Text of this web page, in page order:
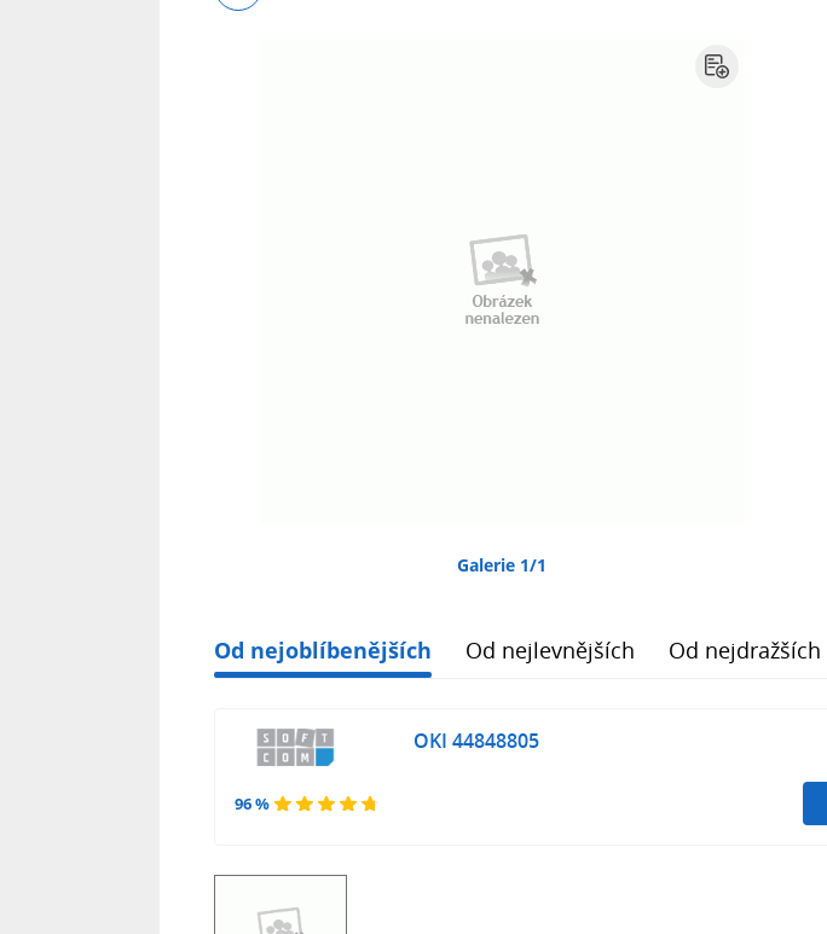
Galerie 1/1
Od nejoblíbenějších Od nejlevnějších Od nejdražších
96 %
OKI 44848805